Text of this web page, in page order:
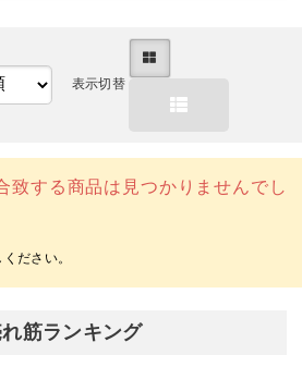
表示切替
致する商品は見つかりませんでし
筋ランキング